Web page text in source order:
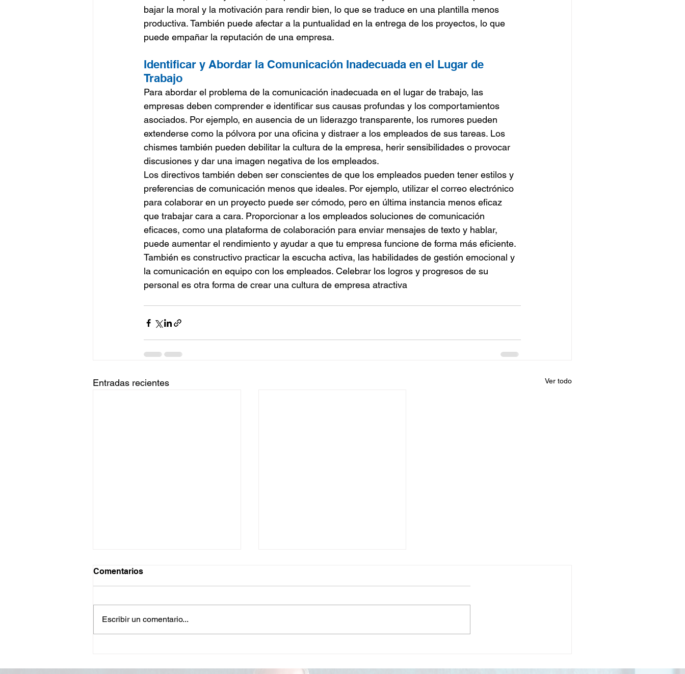
bajar la moral y la motivación para rendir bien, lo que se traduce en una plantilla menos
productiva. También puede afectar a la puntualidad en la entrega de los proyectos, lo que
puede empañar la reputación de una empresa.
Identificar y Abordar la Comunicación Inadecuada en el Lugar de
Trabajo
Para abordar el problema de la comunicación inadecuada en el lugar de trabajo, las
empresas deben comprender e identificar sus causas profundas y los comportamientos
asociados. Por ejemplo, en ausencia de un liderazgo transparente, los rumores pueden
extenderse como la pólvora por una oficina y distraer a los empleados de sus tareas. Los
chismes también pueden debilitar la cultura de la empresa, herir sensibilidades o provocar
discusiones y dar una imagen negativa de los empleados.
Los directivos también deben ser conscientes de que los empleados pueden tener estilos y
preferencias de comunicación menos que ideales. Por ejemplo, utilizar el correo electrónico
para colaborar en un proyecto puede ser cómodo, pero en última instancia menos eficaz
que trabajar cara a cara. Proporcionar a los empleados soluciones de comunicación
eficaces, como una plataforma de colaboración para enviar mensajes de texto y hablar,
puede aumentar el rendimiento y ayudar a que tu empresa funcione de forma más eficiente.
También es constructivo practicar la escucha activa, las habilidades de gestión emocional y
la comunicación en equipo con los empleados. Celebrar los logros y progresos de su
personal es otra forma de crear una cultura de empresa atractiva
Entradas recientes Ver todo
director
capacitación en gestión
Comentarios
Escribir un comentario...